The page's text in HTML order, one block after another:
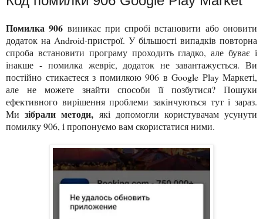
Помилка 906 виникає при спробі встановити або оновити
додаток на Android-пристрої. У більшості випадків повторна
спроба встановити програму проходить гладко, але буває і
інакше - помилка жевріє, додаток не завантажується. Ви
постійно стикаєтеся з помилкою 906 в Google Play Маркеті,
але не можете знайти способи її позбутися? Пошуки
ефективного вирішення проблеми закінчуються тут і зараз.
Мизібрали методи, які допомогли користувачам усунути
помилку 906, і пропонуємо вам скористатися ними.